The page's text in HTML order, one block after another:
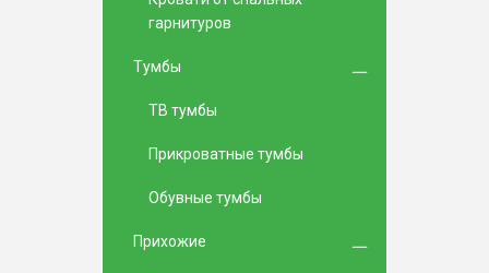
гарнитуров
Тумбы
TВ тумбы
Прикроватные тумбы
Обувные тумбы
Прихожие